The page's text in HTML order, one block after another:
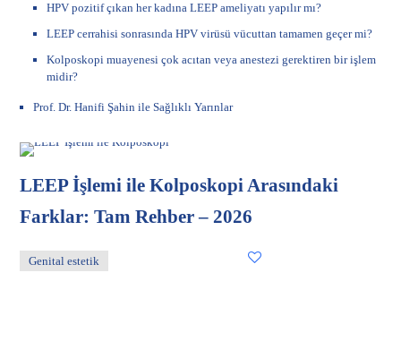
HPV pozitif çıkan her kadına LEEP ameliyatı yapılır mı?
LEEP cerrahisi sonrasında HPV virüsü vücuttan tamamen geçer mi?
Kolposkopi muayenesi çok acıtan veya anestezi gerektiren bir işlem
midir?
Prof. Dr. Hanifi Şahin ile Sağlıklı Yarınlar
LEEP İşlemi ile Kolposkopi Arasındaki
Farklar: Tam Rehber – 2026
Genital estetik